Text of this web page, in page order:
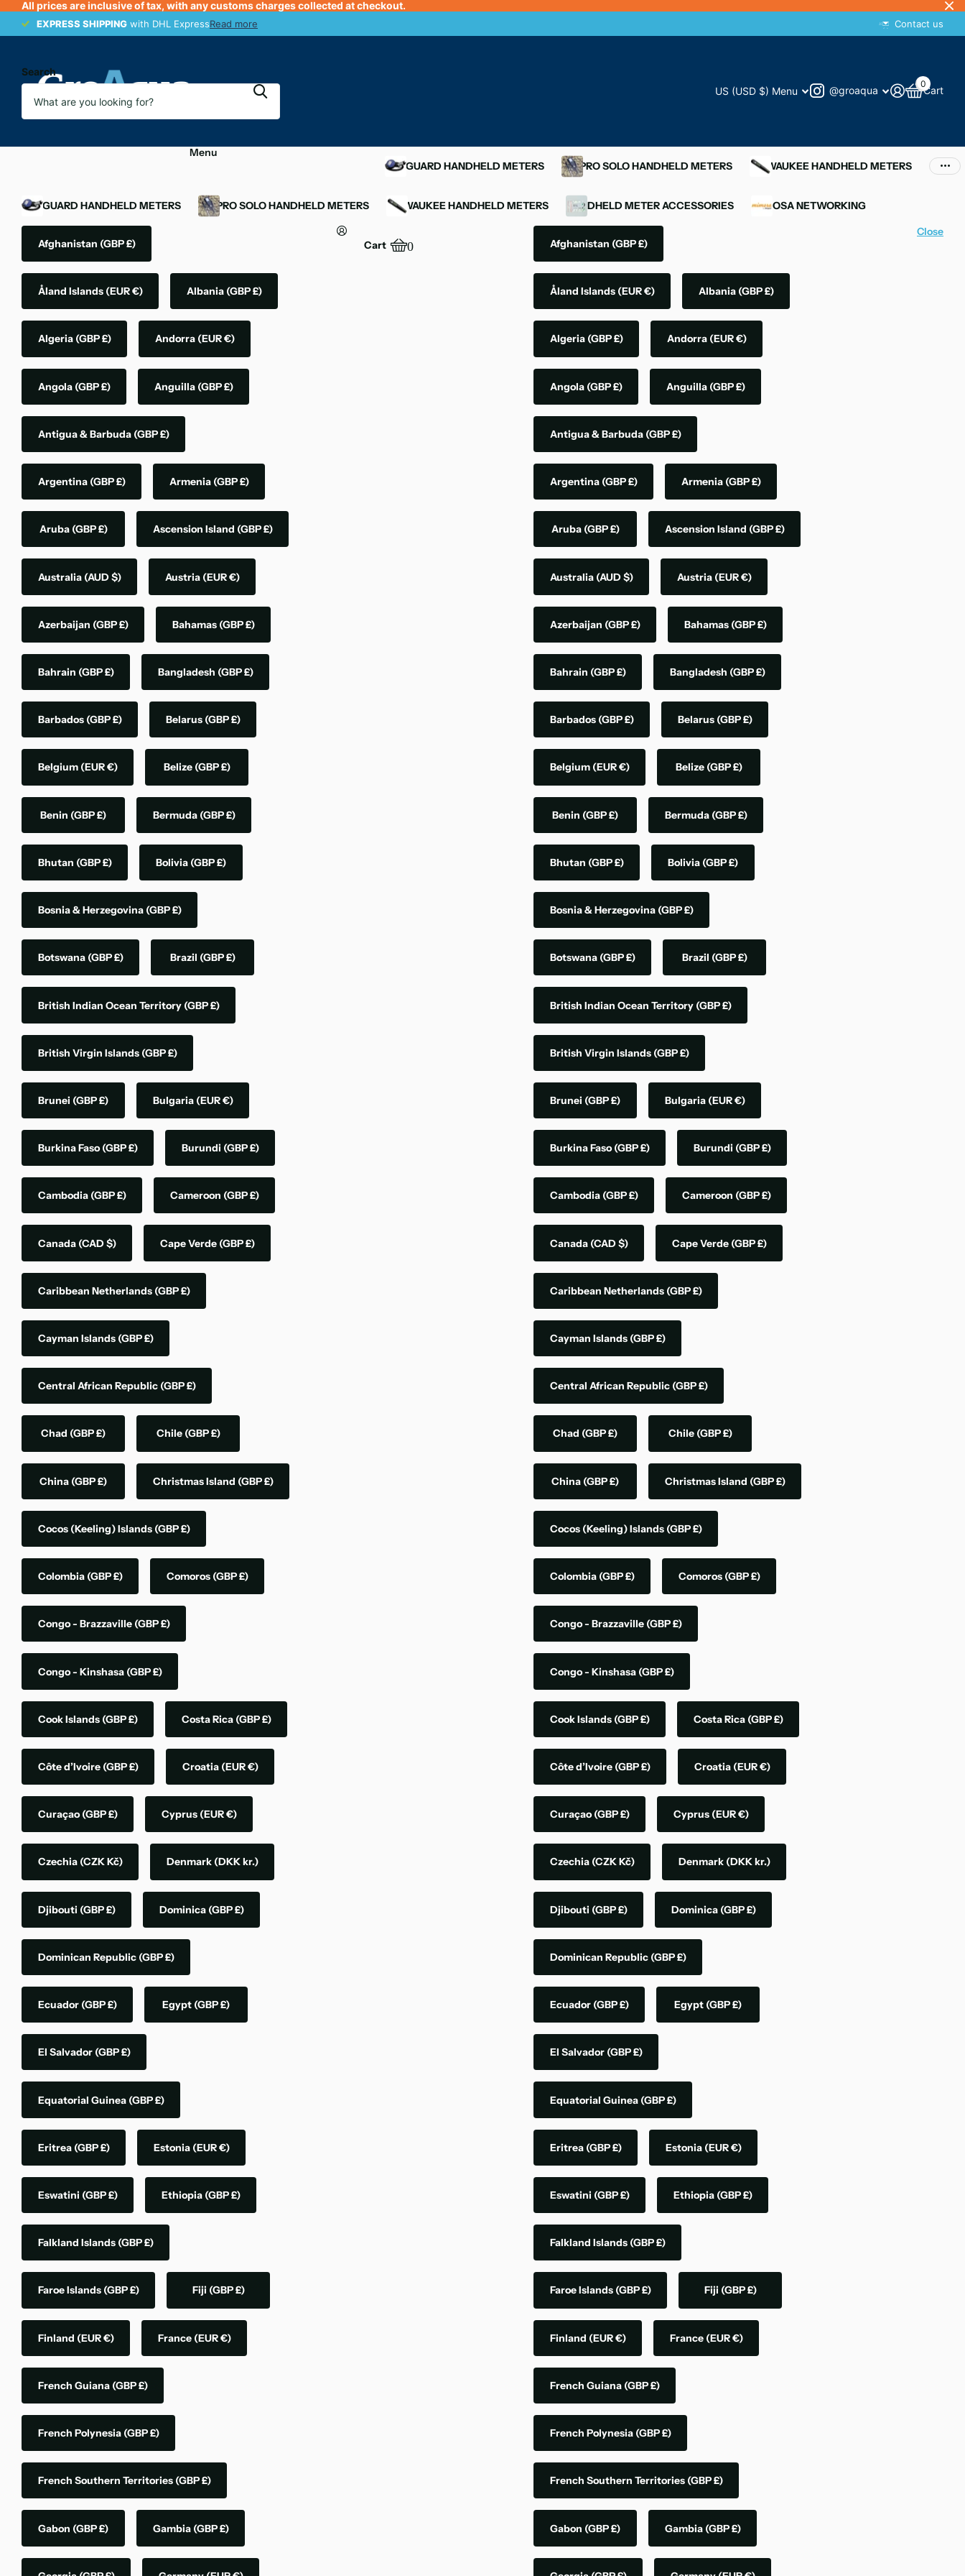
All prices are inclusive of tax, with any customs charges collected at checkout.
EXPRESS SHIPPING with DHL ExpressRead more
EXPRESS SHIPPING Contact us
Search
US (USD $) Menu @groaqua Cart
0
Menu
OXYGUARD HANDHELD METERS
YSI PRO SOLO HANDHELD METERS MILWAUKEE HANDHELD METERS
OXYGUARD HANDHELD METERS YSI PRO SOLO HANDHELD METERS MILWAUKEE HANDHELD METERS HANDHELD METER ACCESSORIES MIMOSA NETWORKING
Afghanistan (GBP £)
Åland Islands (EUR €) Albania (GBP £)
Algeria (GBP £) Andorra (EUR €)
Angola (GBP £) Anguilla (GBP £)
Antigua & Barbuda (GBP £)
Argentina (GBP £) Armenia (GBP £)
Aruba (GBP £) Ascension Island (GBP £)
Australia (AUD $) Austria (EUR €)
Azerbaijan (GBP £) Bahamas (GBP £)
Bahrain (GBP £) Bangladesh (GBP £)
Barbados (GBP £) Belarus (GBP £)
Belgium (EUR €) Belize (GBP £)
Benin (GBP £) Bermuda (GBP £)
Bhutan (GBP £) Bolivia (GBP £)
Bosnia & Herzegovina (GBP £)
Botswana (GBP £) Brazil (GBP £)
British Indian Ocean Territory (GBP £)
British Virgin Islands (GBP £)
Brunei (GBP £) Bulgaria (EUR €)
Burkina Faso(GBP £) Burundi (GBP £)
Cambodia (GBP £) Cameroon (GBP £)
Canada (CAD $) Cape Verde (GBP £)
Caribbean Netherlands (GBP £)
Cayman Islands (GBP £)
Central African Republic (GBP £)
Chad (GBP £) Chile (GBP £)
China (GBP £) Christmas Island (GBP £)
Cocos (Keeling) Islands (GBP £)
Colombia (GBP £) Comoros (GBP £)
Congo - Brazzaville (GBP £)
Congo - Kinshasa (GBP £)
Cook Islands (GBP £) Costa Rica (GBP £)
Côte d’Ivoire (GBP £) Croatia (EUR €)
Curaçao(GBP £) Cyprus (EUR €)
Czechia (CZK Kč) Denmark (DKK kr.)
Djibouti (GBP £) Dominica (GBP £)
Dominican Republic (GBP £)
Ecuador (GBP £) Egypt (GBP £)
El Salvador (GBP £)
Equatorial Guinea (GBP £)
Eritrea (GBP £) Estonia (EUR €)
Eswatini (GBP £) Ethiopia (GBP £)
Falkland Islands (GBP £)
Faroe Islands (GBP £) Fiji (GBP £)
Finland (EUR €) France (EUR €)
French Guiana (GBP £)
French Polynesia (GBP £)
French Southern Territories (GBP £)
Gabon (GBP £) Gambia (GBP £)
Cart 0 Afghanistan (GBP £)
Åland Islands (EUR €) Albania (GBP £)
Algeria (GBP £) Andorra (EUR €)
Angola (GBP £) Anguilla (GBP £)
Antigua & Barbuda (GBP £)
Argentina (GBP £) Armenia (GBP £)
Aruba (GBP £) Ascension Island (GBP £)
Australia (AUD $) Austria (EUR €)
Azerbaijan (GBP £) Bahamas (GBP £)
Bahrain (GBP £) Bangladesh (GBP £)
Barbados (GBP £) Belarus (GBP £)
Belgium (EUR €) Belize (GBP £)
Benin (GBP £) Bermuda (GBP £)
Bhutan (GBP £) Bolivia (GBP £)
Bosnia & Herzegovina (GBP £)
Botswana (GBP £) Brazil (GBP £)
British Indian Ocean Territory (GBP £)
British Virgin Islands (GBP £)
Brunei (GBP £) Bulgaria (EUR €)
Burkina Faso(GBP £) Burundi (GBP £)
Cambodia (GBP £) Cameroon (GBP £)
Canada (CAD $) Cape Verde (GBP £)
Caribbean Netherlands (GBP £)
Cayman Islands (GBP £)
Central African Republic (GBP £)
Chad (GBP £) Chile (GBP £)
China (GBP £) Christmas Island (GBP £)
Cocos (Keeling) Islands (GBP £)
Colombia (GBP £) Comoros (GBP £)
Congo - Brazzaville (GBP £)
Congo - Kinshasa (GBP £)
Cook Islands (GBP £) Costa Rica (GBP £)
Côte d’Ivoire (GBP £) Croatia (EUR €)
Curaçao(GBP £) Cyprus (EUR €)
Czechia (CZK Kč) Denmark (DKK kr.)
Djibouti (GBP £) Dominica (GBP £)
Dominican Republic (GBP £)
Ecuador (GBP £) Egypt (GBP £)
El Salvador (GBP £)
Equatorial Guinea (GBP £)
Eritrea (GBP £) Estonia (EUR €)
Eswatini (GBP £) Ethiopia (GBP £)
Falkland Islands (GBP £)
Faroe Islands (GBP £) Fiji (GBP £)
Finland (EUR €) France (EUR €)
French Guiana (GBP £)
French Polynesia (GBP £)
French Southern Territories (GBP £)
Gabon (GBP £) Gambia (GBP £)
Close